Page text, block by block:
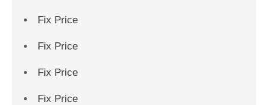
Fix Price
Fix Price
Fix Price
Fix Price